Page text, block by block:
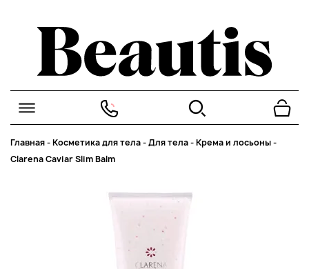
Главная-Косметика для тела-Для тела-Крема и лосьоны-
Clarena Caviar Slim Balm